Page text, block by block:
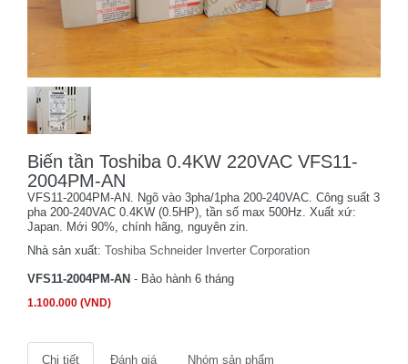
Biến tần Toshiba 0.4KW 220VAC VFS11-
2004PM-AN
VFS11-2004PM-AN. Ngõ vào 3pha/1pha 200-240VAC. Công suất 3
pha 200-240VAC 0.4KW (0.5HP), tần số max 500Hz. Xuất xứ:
Japan. Mới 90%, chính hãng, nguyên zin.
Nhà sản xuất: Toshiba Schneider Inverter Corporation
VFS11-2004PM-AN - Bảo hành 6 tháng
1.100.000 (VND)
Chi tiết Đánh giá Nhóm sản phẩm